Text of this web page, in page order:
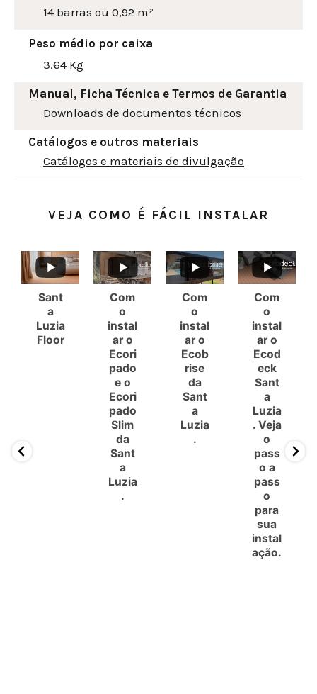
14 barras ou 0,92 m²
Peso médio por caixa
3.64 Kg
Manual, Ficha Técnica e Termos de Garantia
Downloads de documentos técnicos
Catálogos e outros materiais
Catálogos e materiais de divulgação
VEJA COMO É FÁCIL INSTALAR
Sant
a
Luzia
Floor
Com
o
instal
ar o
Ecori
pado
e o
Ecori
pado
Slim
da
Sant
a
Luzia
.
Com
o
instal
ar o
Ecob
rise
da
Sant
a
Luzia
.
Com
o
instal
ar o
Ecod
eck
Sant
a
Luzia
. Veja
o
pass
o a
pass
o
para
sua
instal
ação.